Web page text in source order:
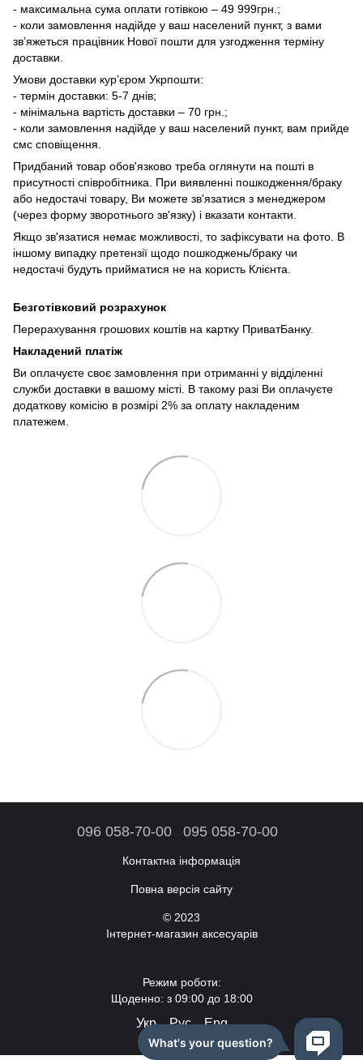
- максимальна сума оплати готівкою – 49 999грн.;
- коли замовлення надійде у ваш населений пункт, з вами
зв’яжеться працівник Нової пошти для узгодження терміну
доставки.
Умови доставки кур’єром Укрпошти:
- термін доставки: 5-7 днів;
- мінімальна вартість доставки – 70 грн.;
- коли замовлення надійде у ваш населений пункт, вам прийде
смс сповіщення.
Придбаний товар обов'язково треба оглянути на пошті в
присутності співробітника. При виявленні пошкодження/браку
або недостачі товару, Ви можете зв'язатися з менеджером
(через форму зворотнього зв'язку) і вказати контакти.
Якщо зв'язатися немає можливості, то зафіксувати на фото. В
іншому випадку претензії щодо пошкоджень/браку чи
недостачі будуть прийматися не на користь Клієнта.
Безготівковий розрахунок
Перерахування грошових коштів на картку ПриватБанку.
Накладений платіж
Ви оплачуєте своє замовлення при отриманні у відділенні
служби доставки в вашому місті. В такому разі Ви оплачуєте
додаткову комісію в розмірі 2% за оплату накладеним
платежем.
096 058-70-00 095 058-70-00
Контактна інформація
Повна версія сайту
© 2023
Інтернет-магазин аксесуарів
Режим роботи:
Щоденно: з 09:00 до 18:00
Укр Рус Eng